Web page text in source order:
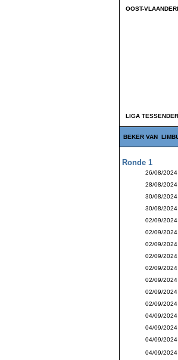
OOST-
LIGA
BEKER VAN
Ronde 1
26/08/2024
28/08/2024
30/08/2024
30/08/2024
02/09/2024
02/09/2024
02/09/2024
02/09/2024
02/09/2024
02/09/2024
02/09/2024
02/09/2024
04/09/2024
04/09/2024
04/09/2024
04/09/2024